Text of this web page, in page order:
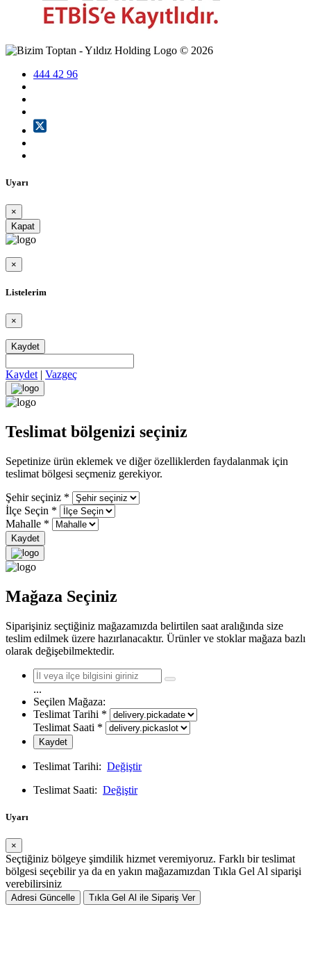
© 2026
444 42 96
Uyarı
×
Kapat
×
Listelerim
×
Kaydet
Kaydet | Vazgeç
Teslimat bölgenizi seçiniz
Sepetinize ürün eklemek ve diğer özelliklerden faydalanmak için
teslimat bölgesi seçmeniz gerekiyor.
Şehir seçiniz *
İlçe Seçin *
Mahalle *
Kaydet
Mağaza Seçiniz
Siparişiniz seçtiğiniz mağazamızda belirtilen saat aralığında size
teslim edilmek üzere hazırlanacaktır. Ürünler ve stoklar mağaza bazlı
olarak değişebilmektedir.
...
Seçilen Mağaza:
Teslimat Tarihi *
Teslimat Saati *
Kaydet
Teslimat Tarihi: Değiştir
Teslimat Saati: Değiştir
Uyarı
×
Seçtiğiniz bölgeye şimdilik hizmet veremiyoruz. Farklı bir teslimat
bölgesi seçebilir ya da en yakın mağazamızdan Tıkla Gel Al siparişi
verebilirsiniz
Adresi Güncelle Tıkla Gel Al ile Sipariş Ver